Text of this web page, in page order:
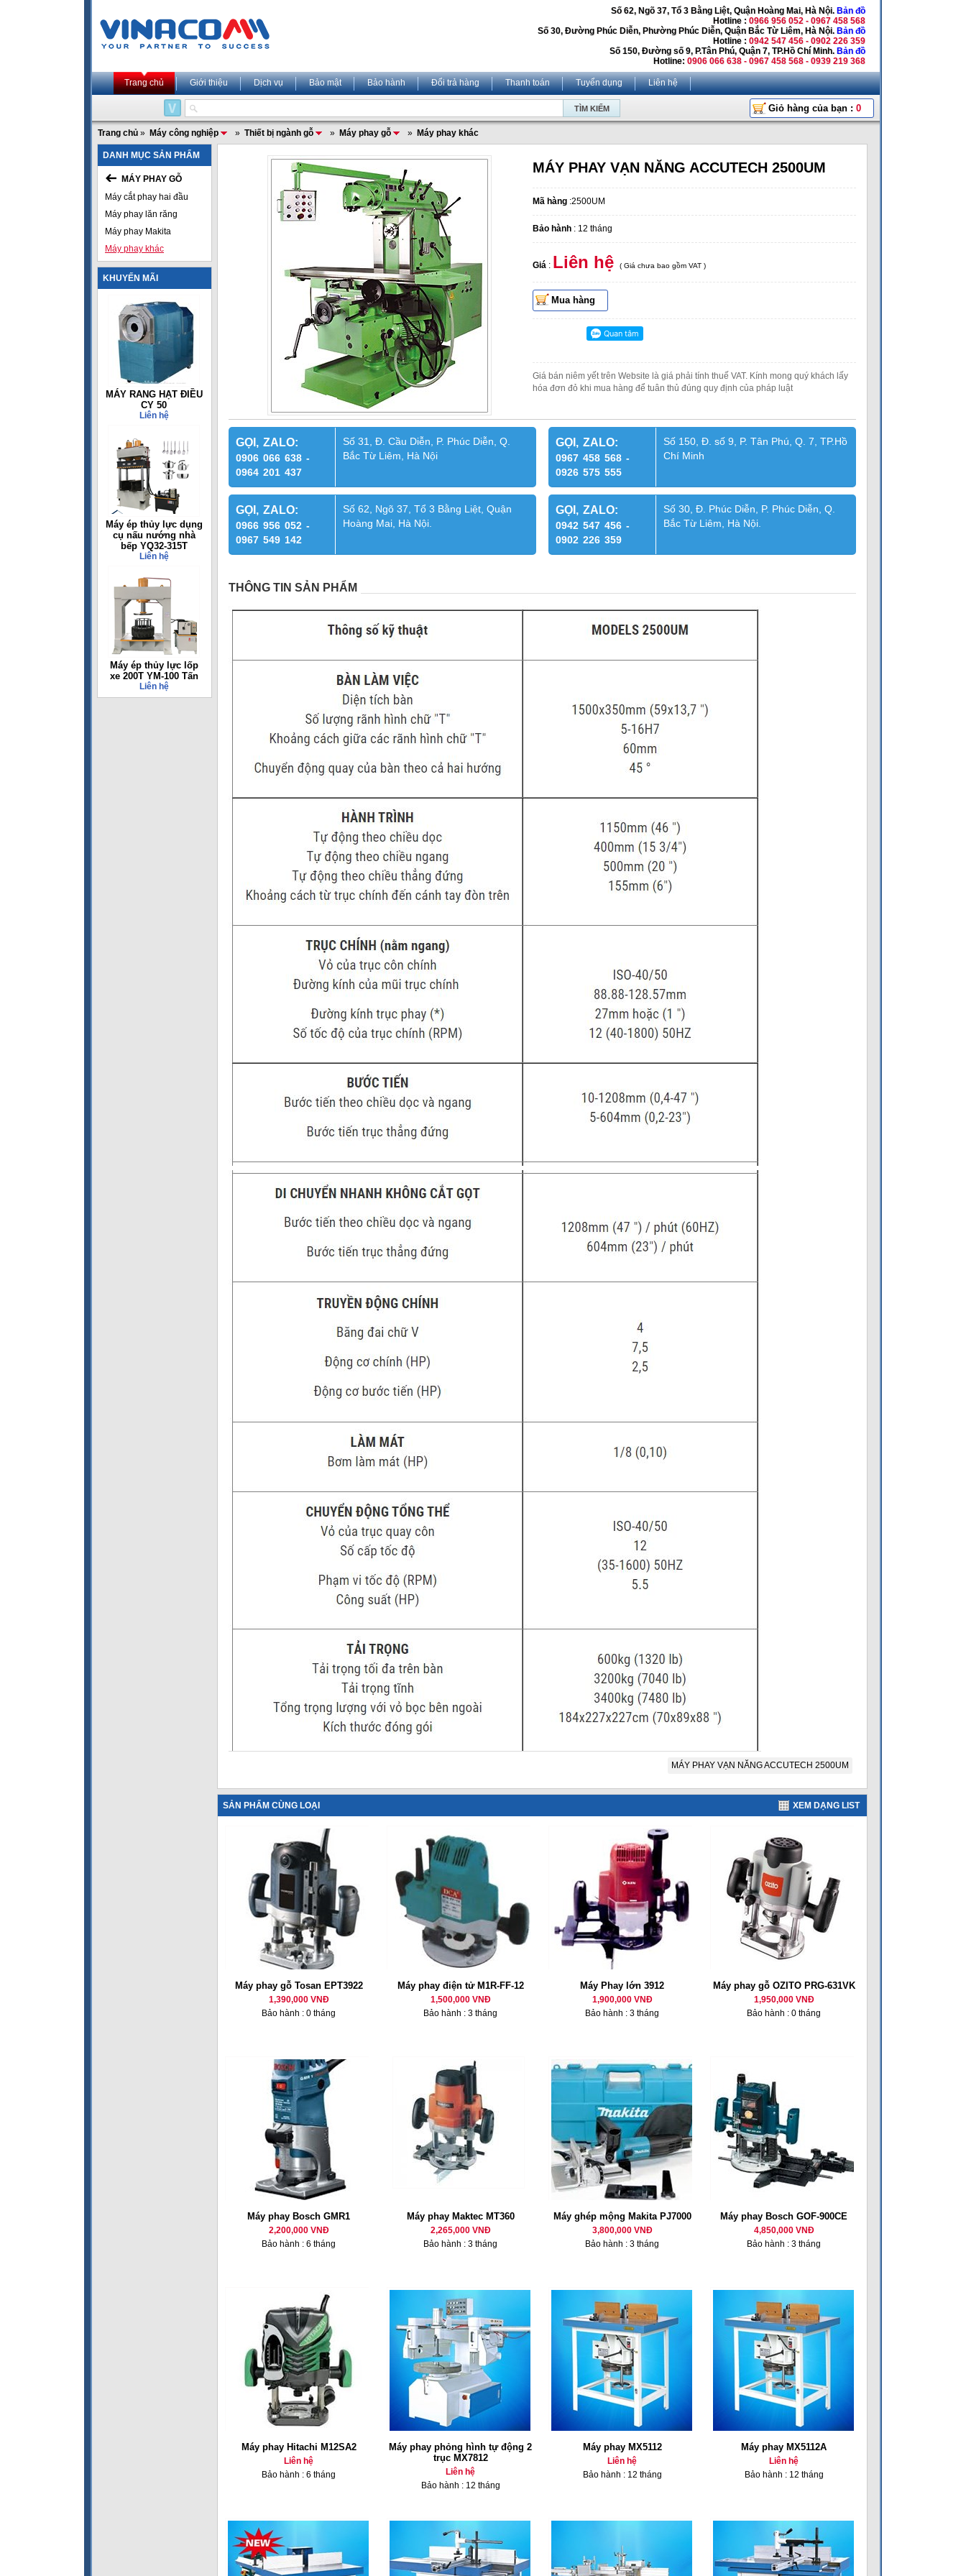
Số 62, Ngõ 37, Tổ 3 Bằng Liệt, Quận Hoàng Mai, Hà Nội. Bản đồ
Hotline : 0966 956 052 - 0967 458 568
Số 30, Đường Phúc Diễn, Phường Phúc Diễn, Quận Bắc Từ Liêm, Hà Nội. Bản đồ
Hotline : 0942 547 456 - 0902 226 359
Số 150, Đường số 9, P.Tân Phú, Quận 7, TP.Hồ Chí Minh. Bản đồ
Hotline: 0906 066 638 - 0967 458 568 - 0939 219 368
Trang chủ Giới thiệu Dịch vụ Bảo mật Bảo hành Đổi trả hàng Thanh toán Tuyển dụng Liên hệ
Giỏ hàng của bạn : 0
Trang chủ » Máy công nghiệp » Thiết bị ngành gỗ » Máy phay gỗ » Máy phay khác
DANH MỤC SẢN PHẨM
MÁY PHAY GỖ
Máy cắt phay hai đầu
Máy phay lăn răng
Máy phay Makita
Máy phay khác
KHUYẾN MÃI
MÁY RANG HẠT ĐIỀU
CY 50
Liên hệ
Máy ép thủy lực dụng
cụ nấu nướng nhà
bếp YQ32-315T
Liên hệ
Máy ép thủy lực lốp
xe 200T YM-100 Tấn
Liên hệ
MÁY PHAY VẠN NĂNG ACCUTECH 2500UM
Mã hàng :2500UM
Bảo hành : 12 tháng
Giá : Liên hệ ( Giá chưa bao gồm VAT )
Mua hàng
Giá bán niêm yết trên Website là giá phải tính thuế VAT. Kính mong quý khách lấy
hóa đơn đỏ khi mua hàng để tuân thủ đúng quy định của pháp luật
GỌI, ZALO:
0906 066 638 -
0964 201 437
Số 31, Đ. Cầu Diễn, P. Phúc Diễn, Q.
Bắc Từ Liêm, Hà Nội
GỌI, ZALO:
0967 458 568 -
0926 575 555
Số 150, Đ. số 9, P. Tân Phú, Q. 7, TP.Hồ
Chí Minh
GỌI, ZALO:
0966 956 052 -
0967 549 142
Số 62, Ngõ 37, Tổ 3 Bằng Liệt, Quận
Hoàng Mai, Hà Nội.
GỌI, ZALO:
0942 547 456 -
0902 226 359
Số 30, Đ. Phúc Diễn, P. Phúc Diễn, Q.
Bắc Từ Liêm, Hà Nội.
THÔNG TIN SẢN PHẨM
MÁY PHAY VẠN NĂNG ACCUTECH 2500UM
SẢN PHẨM CÙNG LOẠI XEM DẠNG LIST
Máy phay gỗ Tosan EPT3922
1,390,000 VNĐ
Bảo hành : 0 tháng
Máy phay điện tử M1R-FF-12
1,500,000 VNĐ
Bảo hành : 3 tháng
Máy Phay lớn 3912
1,900,000 VNĐ
Bảo hành : 3 tháng
Máy phay gỗ OZITO PRG-631VK
1,950,000 VNĐ
Bảo hành : 0 tháng
Máy phay Bosch GMR1
2,200,000 VNĐ
Bảo hành : 6 tháng
Máy phay Maktec MT360
2,265,000 VNĐ
Bảo hành : 3 tháng
Máy ghép mộng Makita PJ7000
3,800,000 VNĐ
Bảo hành : 3 tháng
Máy phay Bosch GOF-900CE
4,850,000 VNĐ
Bảo hành : 3 tháng
Máy phay Hitachi M12SA2
Liên hệ
Bảo hành : 6 tháng
Máy phay phỏng hình tự động 2
trục MX7812
Liên hệ
Bảo hành : 12 tháng
Máy phay MX5112
Liên hệ
Bảo hành : 12 tháng
Máy phay MX5112A
Liên hệ
Bảo hành : 12 tháng